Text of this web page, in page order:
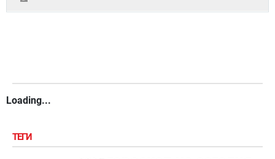
Loading...
ТЕГИ